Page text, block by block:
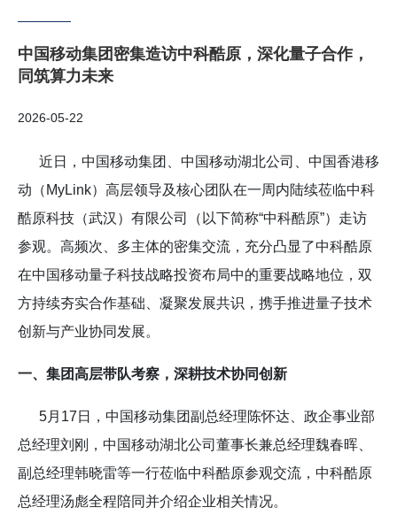
中国移动集团密集造访中科酷原，深化量子合作，
同筑算力未来
2026-05-22
近日，中国移动集团、中国移动湖北公司、中国香港移
动（MyLink）高层领导及核心团队在一周内陆续莅临中科
酷原科技（武汉）有限公司（以下简称“中科酷原”）走访
参观。高频次、多主体的密集交流，充分凸显了中科酷原
在中国移动量子科技战略投资布局中的重要战略地位，双
方持续夯实合作基础、凝聚发展共识，携手推进量子技术
创新与产业协同发展。
一、集团高层带队考察，深耕技术协同创新
5月17日，中国移动集团副总经理陈怀达、政企事业部
总经理刘刚，中国移动湖北公司董事长兼总经理魏春晖、
副总经理韩晓雷等一行莅临中科酷原参观交流，中科酷原
总经理汤彪全程陪同并介绍企业相关情况。